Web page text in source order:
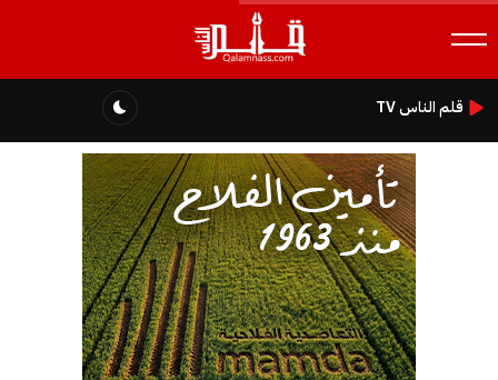
قلم الناس TV